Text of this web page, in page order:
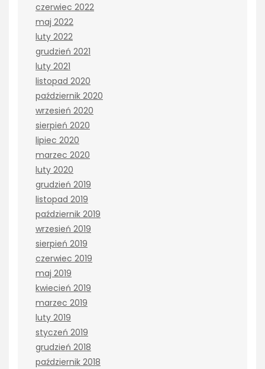
czerwiec 2022
maj 2022
luty 2022
grudzień 2021
luty 2021
listopad 2020
październik 2020
wrzesień 2020
sierpień 2020
lipiec 2020
marzec 2020
luty 2020
grudzień 2019
listopad 2019
październik 2019
wrzesień 2019
sierpień 2019
czerwiec 2019
maj 2019
kwiecień 2019
marzec 2019
luty 2019
styczeń 2019
grudzień 2018
październik 2018